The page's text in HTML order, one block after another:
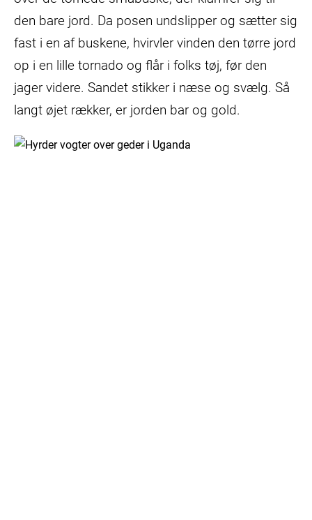
den bare jord. Da posen undslipper og sætter sig
fast i en af buskene, hvirvler vinden den tørre jord
op i en lille tornado og flår i folks tøj, før den
jager videre. Sandet stikker i næse og svælg. Så
langt øjet rækker, er jorden bar og gold.